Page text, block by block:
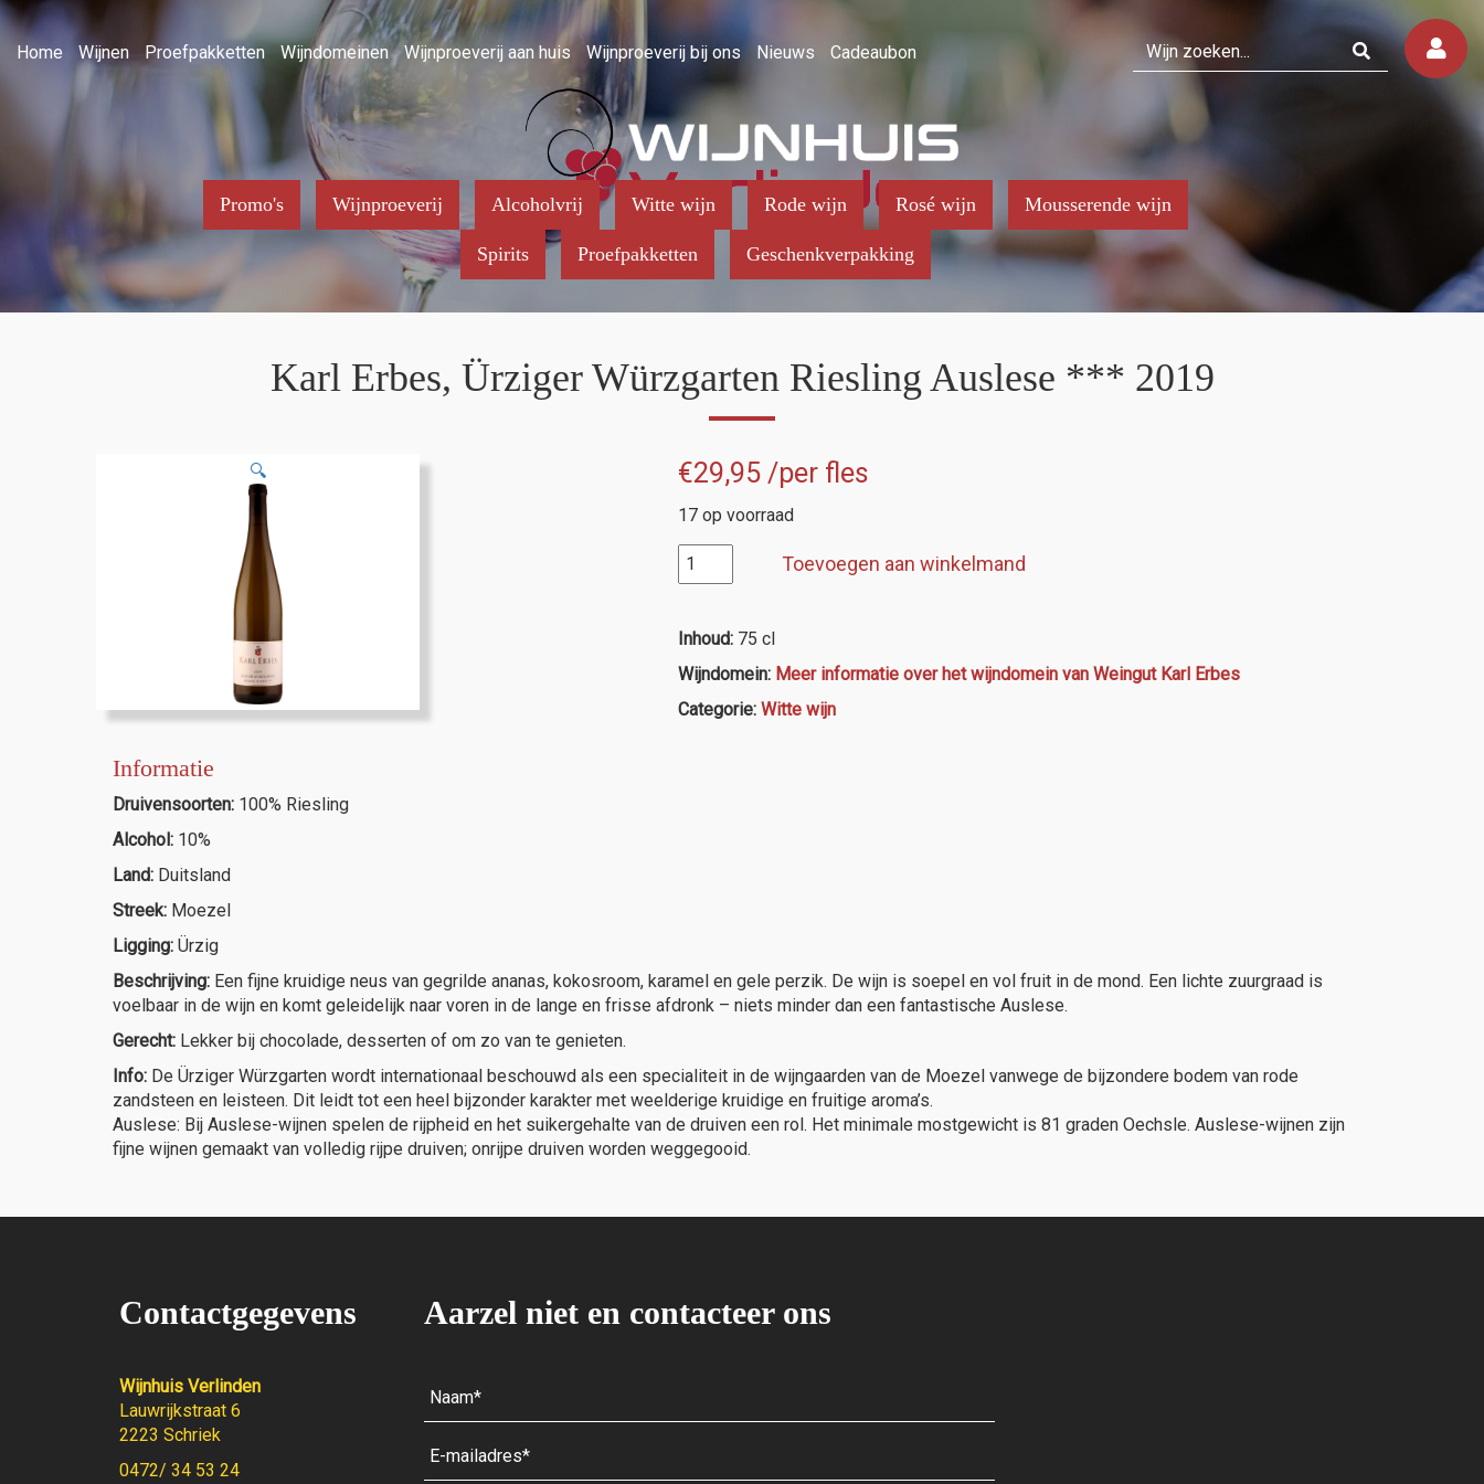
Home Wijnen Proefpakketten Wijndomeinen Wijnproeverij aan huis Wijnproeverij bij ons Nieuws Cadeaubon
Promo's Wijnproeverij Alcoholvrij Witte wijn Rode wijn Rosé wijn Mousserende wijn
Spirits Proefpakketten Geschenkverpakking
Karl Erbes, Ürziger Würzgarten Riesling Auslese *** 2019
🔍 €29,95/per fles
17 op voorraad
Karl
Erbes,
Würzgarten
Riesling
Auslese
***
2019
Toevoegen aan winkelmand
Inhoud: 75 cl
Wijndomein: Meer informatie over het wijndomein van Weingut Karl Erbes
Categorie: Witte wijn
Informatie
Druivensoorten: 100% Riesling
Alcohol: 10%
Land: Duitsland
Streek: Moezel
Ligging: Ürzig
Beschrijving: Een fijne kruidige neus van gegrilde ananas, kokosroom, karamel en gele perzik. De wijn is soepel en vol fruit in de mond. Een lichte zuurgraad is
voelbaar in de wijn en komt geleidelijk naar voren in de lange en frisse afdronk – niets minder dan een fantastische Auslese.
Gerecht: Lekker bij chocolade, desserten of om zo van te genieten.
Info: De Ürziger Würzgarten wordt internationaal beschouwd als een specialiteit in de wijngaarden van de Moezel vanwege de bijzondere bodem van rode
zandsteen en leisteen. Dit leidt tot een heel bijzonder karakter met weelderige kruidige en fruitige aroma’s.
Auslese: Bij Auslese-wijnen spelen de rijpheid en het suikergehalte van de druiven een rol. Het minimale mostgewicht is 81 graden Oechsle. Auslese-wijnen zijn
fijne wijnen gemaakt van volledig rijpe druiven; onrijpe druiven worden weggegooid.
Contactgegevens
Wijnhuis Verlinden
Lauwrijkstraat 6
2223 Schriek
0472/ 34 53 24
Aarzel niet en contacteer ons